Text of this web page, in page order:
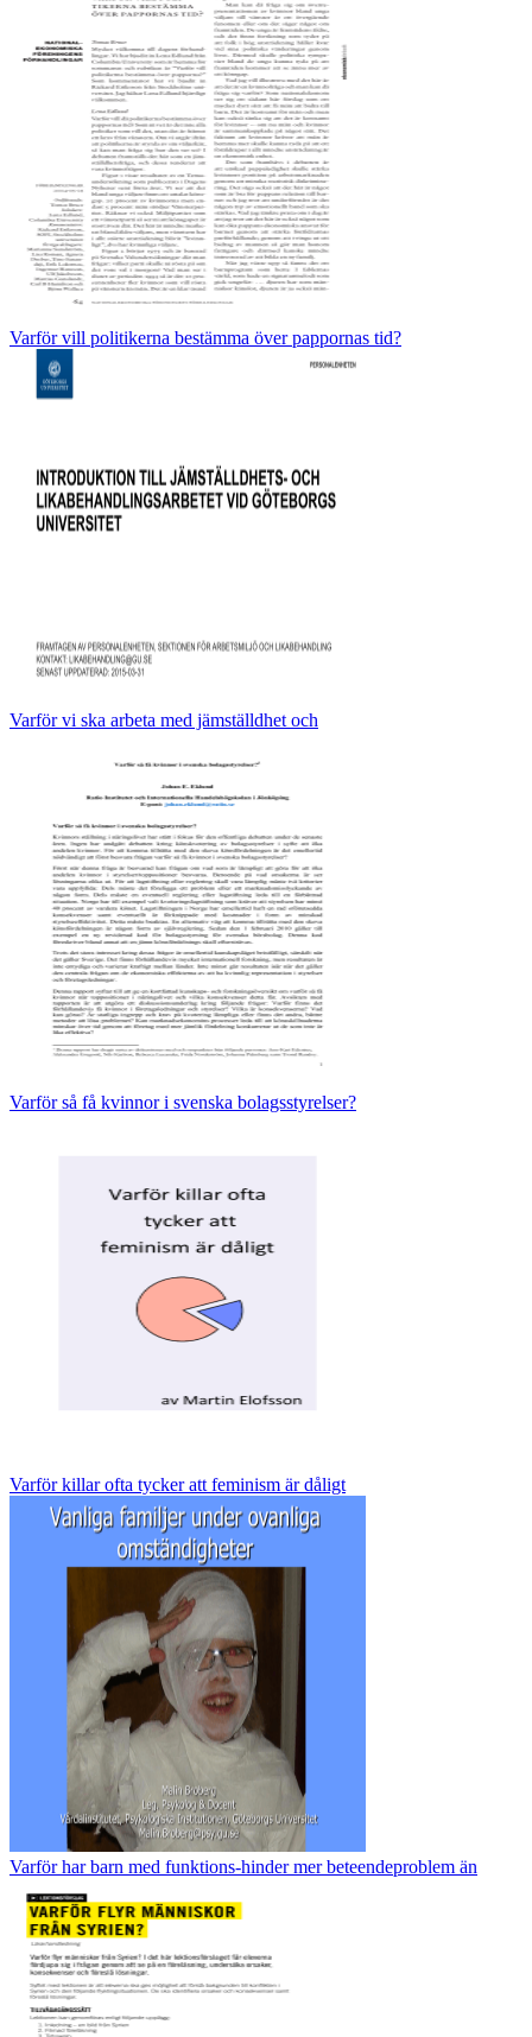
Varför vill politikerna bestämma över pappornas tid?
Varför vi ska arbeta med jämställdhet och
Varför så få kvinnor i svenska bolagsstyrelser?
Varför killar ofta tycker att feminism är dåligt
Varför har barn med funktions-hinder mer beteendeproblem än